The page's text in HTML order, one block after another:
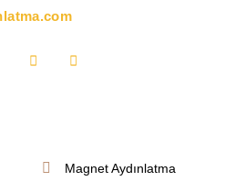
Magnet Aydınlatma